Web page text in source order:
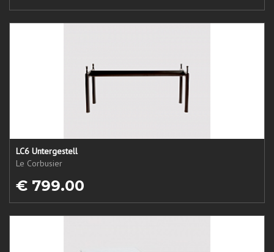
LC6 Untergestell
Le Corbusier
€ 799.00